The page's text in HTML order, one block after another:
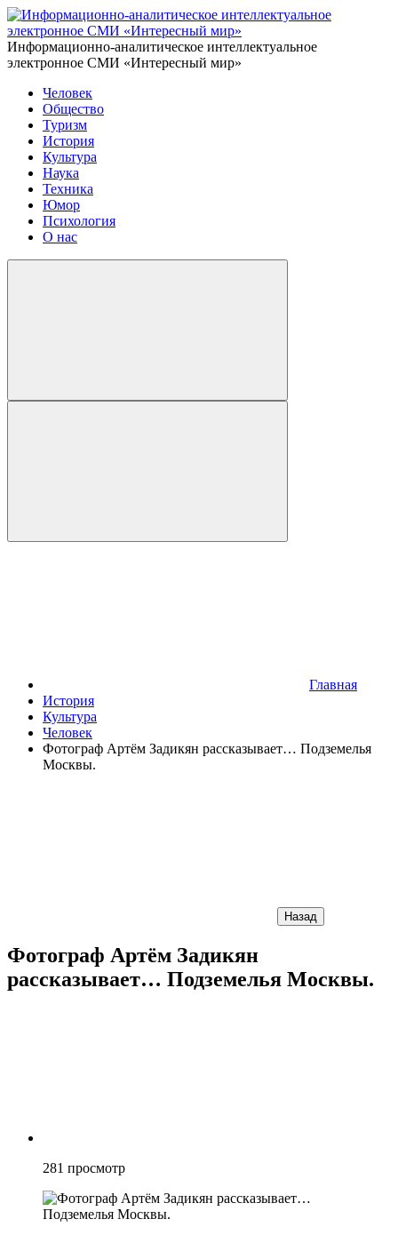
Информационно-аналитическое интеллектуальное
электронное СМИ «Интересный мир»
Человек
Общество
Туризм
История
Культура
Наука
Техника
Юмор
Психология
О нас
Главная
История
Культура
Человек
Фотограф Артём Задикян рассказывает… Подземелья
Москвы.
Назад
Фотограф Артём Задикян
рассказывает… Подземелья Москвы.
281 просмотр